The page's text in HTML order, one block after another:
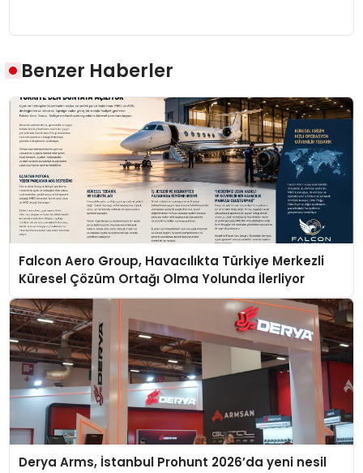
Benzer Haberler
Falcon Aero Group, Havacılıkta Türkiye Merkezli
Küresel Çözüm Ortağı Olma Yolunda İlerliyor
Derya Arms, İstanbul Prohunt 2026’da yeni nesil